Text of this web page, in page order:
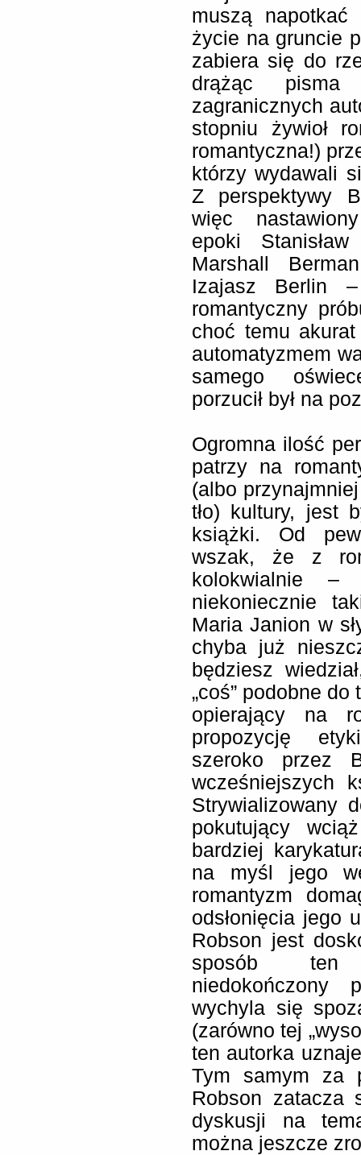
muszą
życie na gruncie
zabiera się do
drążąc
zagranicznych
stopniu żywioł
romantyczna!)
którzy wydawali
Z perspektywy
więc
epoki
Marshall
Izajasz Berlin
romantyczny
choć temu
automatyzmem
samego
porzucił był na
Ogromna ilość
patrzy na
(albo
tło) kultury, jest
książki. Od
wszak, że z
kolokwialnie –
niekoniecznie
Maria Janion w
chyba już
będziesz
„coś” podobne do
opierający na
propozycję
szeroko przez
wcześniejszych
Strywializowany
pokutujący
bardziej
na myśl jego
romantyzm
odsłonięcia jego
Robson jest
sposób ten
niedokończony
wychyla się
(zarówno tej
ten autorka
Tym samym za
Robson zatacza
dyskusji na
można jeszcze